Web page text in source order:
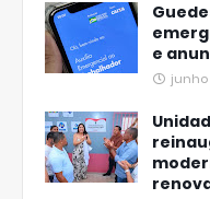
e
junho